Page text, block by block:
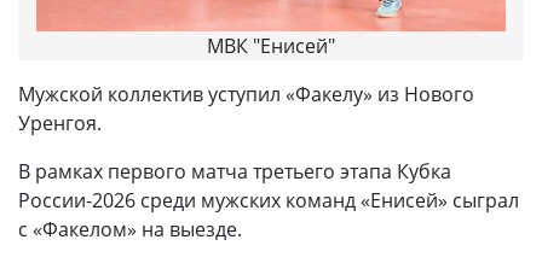
МВК "Енисей"
Мужской коллектив уступил «Факелу» из Нового
Уренгоя.
В рамках первого матча третьего этапа Кубка
России-2026 среди мужских команд «Енисей» сыграл
с «Факелом» на выезде.